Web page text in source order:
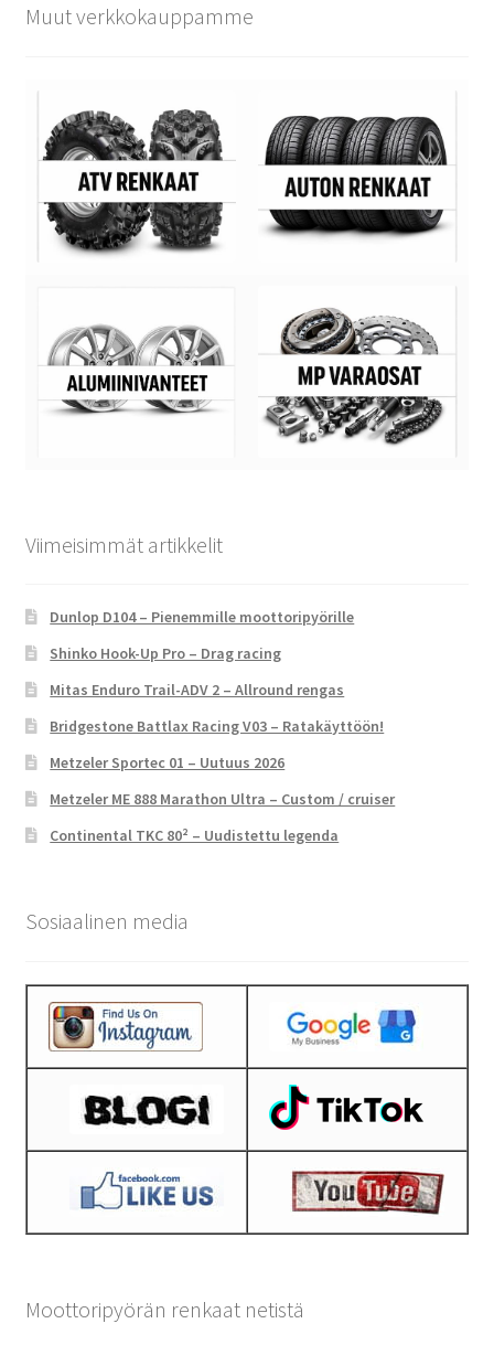
Muut verkkokauppamme
Viimeisimmät artikkelit
Dunlop D104 – Pienemmille moottoripyörille
Shinko Hook-Up Pro – Drag racing
Mitas Enduro Trail-ADV 2 – Allround rengas
Bridgestone Battlax Racing V03 – Ratakäyttöön!
Metzeler Sportec 01 – Uutuus 2026
Metzeler ME 888 Marathon Ultra – Custom / cruiser
Continental TKC 80² – Uudistettu legenda
Sosiaalinen media
Moottoripyörän renkaat netistä